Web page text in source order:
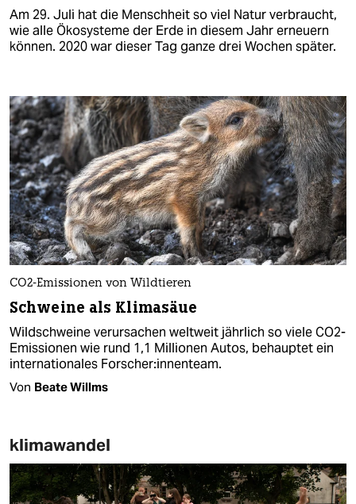
Am 29. Juli hat die Menschheit so viel Natur verbraucht,
wie alle Ökosysteme der Erde in diesem Jahr erneuern
können. 2020 war dieser Tag ganze drei Wochen später.
CO2-Emissionen von Wildtieren
Schweine als Klimasäue
Wildschweine verursachen weltweit jährlich so viele CO2-
Emissionen wie rund 1,1 Millionen Autos, behauptet ein
internationales For­sche­r:in­nen­team.
Von Beate Willms
klimawandel